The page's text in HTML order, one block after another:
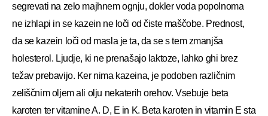
segrevati na zelo majhnem ognju, dokler voda popolnoma
ne izhlapi in se kazein ne loči od čiste maščobe. Prednost,
da se kazein loči od masla je ta, da se s tem zmanjša
holesterol. Ljudje, ki ne prenašajo laktoze, lahko ghi brez
težav prebavijo. Ker nima kazeina, je podoben različnim
zeliščnim oljem ali olju nekaterih orehov. Vsebuje beta
karoten ter vitamine A. D, E in K. Beta karoten in vitamin E sta